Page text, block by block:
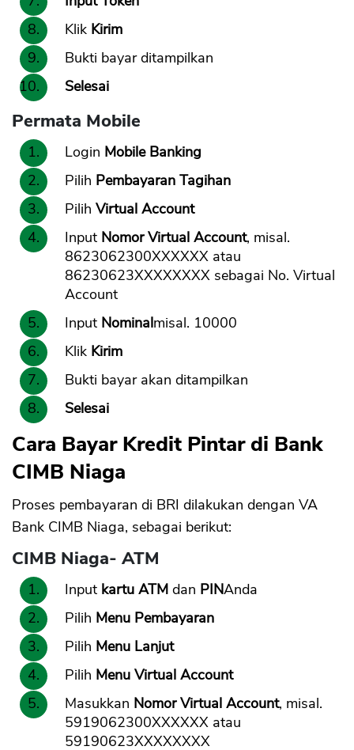
Klik Kirim
Bukti bayar ditampilkan
Selesai
Permata Mobile
Login Mobile Banking
Pilih Pembayaran Tagihan
Pilih Virtual Account
Input Nomor Virtual Account, misal.
8623062300XXXXXX atau
86230623XXXXXXXX sebagai No. Virtual
Account
Input Nominalmisal. 10000
Klik Kirim
Bukti bayar akan ditampilkan
Selesai
Cara Bayar Kredit Pintar di Bank
CIMB Niaga
Proses pembayaran di BRI dilakukan dengan VA
Bank CIMB Niaga, sebagai berikut:
CIMB Niaga- ATM
Input kartu ATM dan PINAnda
Pilih Menu Pembayaran
Pilih Menu Lanjut
Pilih Menu Virtual Account
Masukkan Nomor Virtual Account, misal.
5919062300XXXXXX atau
59190623XXXXXXXX